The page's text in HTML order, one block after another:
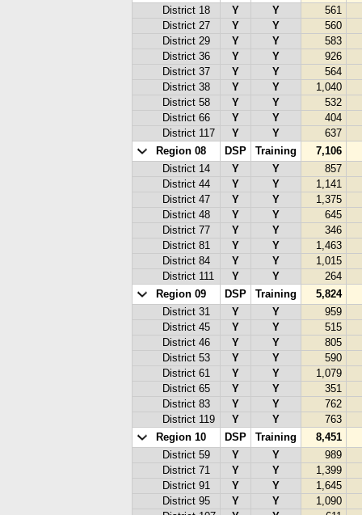
District 18
Y Y
561
District 27
Y Y
560
District 29
Y Y
583
District 36
Y Y
926
District 37
Y Y
564
District 38
Y Y
1,040
District 58
Y Y
532
District 66
Y Y
404
District 117
Y Y
637
Region 08
DSP Training
7,106
District 14
Y Y
857
District 44
Y Y
1,141
District 47
Y Y
1,375
District 48
Y Y
645
District 77
Y Y
346
District 81
Y Y
1,463
District 84
Y Y
1,015
District 111
Y Y
264
Region 09
DSP Training
5,824
District 31
Y Y
959
District 45
Y Y
515
District 46
Y Y
805
District 53
Y Y
590
District 61
Y Y
1,079
District 65
Y Y
351
District 83
Y Y
762
District 119
Y Y
763
Region 10
DSP Training
8,451
District 59
Y Y
989
District 71
Y Y
1,399
District 91
Y Y
1,645
District 95
Y Y
1,090